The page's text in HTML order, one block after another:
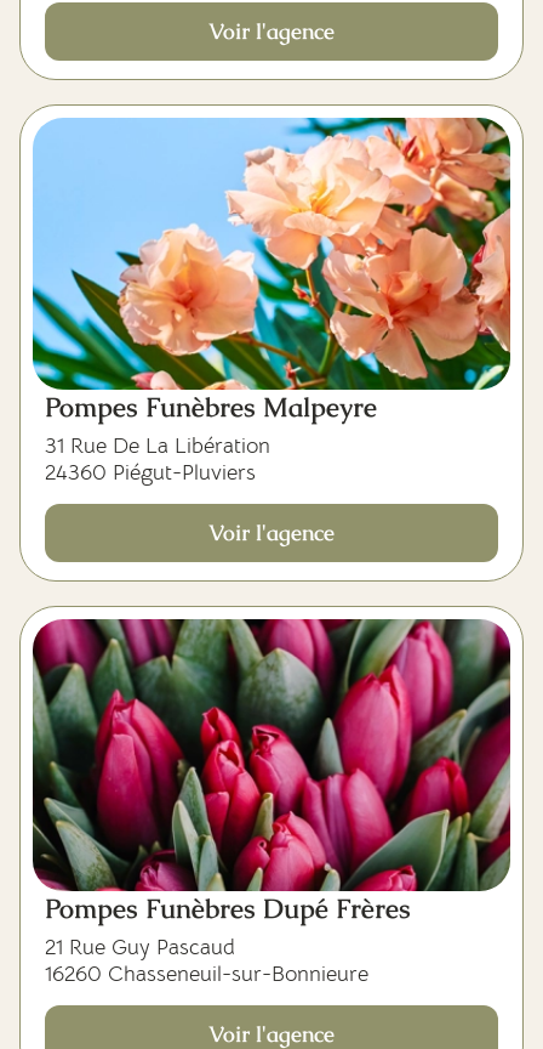
Voir l'agence
Pompes Funèbres Malpeyre
31 Rue De La Libération
24360 Piégut-Pluviers
Voir l'agence
Pompes Funèbres Dupé Frères
21 Rue Guy Pascaud
16260 Chasseneuil-sur-Bonnieure
Voir l'agence